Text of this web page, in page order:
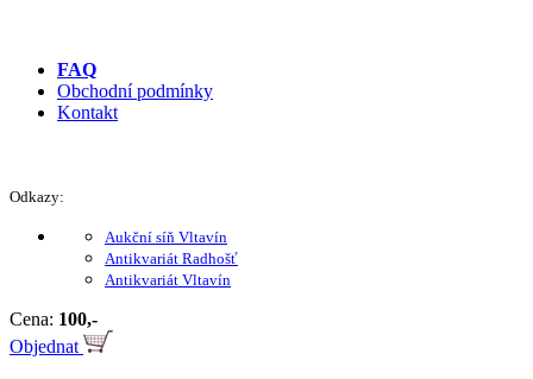
FAQ
Obchodní podmínky
Kontakt
Odkazy:
Aukční síň Vltavín
Antikvariát Radhošť
Antikvariát Vltavín
Cena: 100,-
Objednat